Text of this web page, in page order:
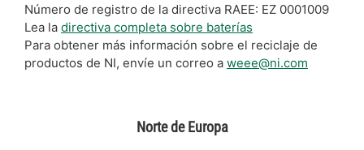
Número de registro de la directiva RAEE: EZ 0001009
Lea la directiva completa sobre baterías
Para obtener más información sobre el reciclaje de
productos de NI, envíe un correo a weee@ni.com
Norte de Europa